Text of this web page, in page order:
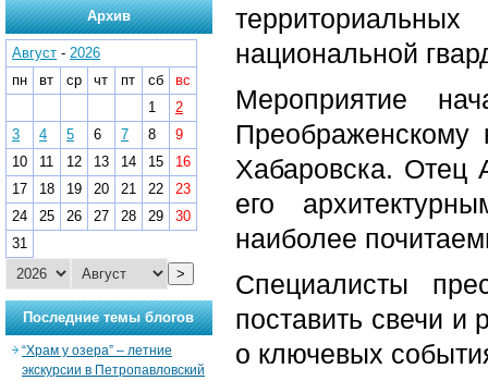
национальной
Мероприятие
Хабаровска. Отец
его
наиболее
Специалисты
поставить свечи
о ключевых
Архив
Август - 2026
пн
вт ср чт пт сб
вс
1
2
3
4 5 6 7 8
9
10
11 12 13 14 15
16
17
18 19 20 21 22
23
24
25 26 27 28 29
30
31
>
Последние темы блогов
“Храм у озера” – летние
экскурсии в Петропавловский